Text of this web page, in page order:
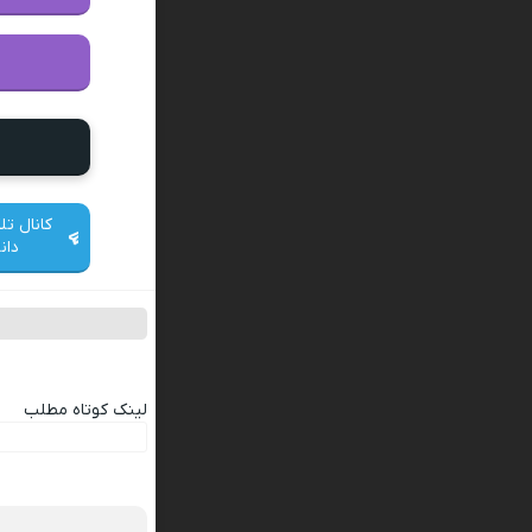
کانال
لینک کوتاه مطلب